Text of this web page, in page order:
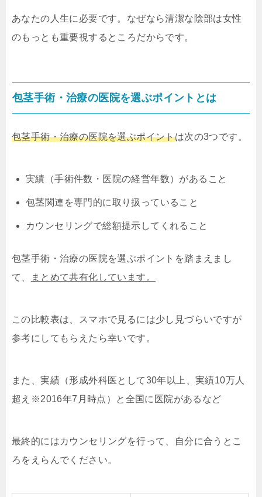
あなたの人生に必要です。なぜなら清潔な陰部は女性
のもっとも重要視するところだからです。
包茎手術・治療の医院を選ぶポイントとは
包茎手術・治療の医院を選ぶポイントは次の3つです。
実績（手術件数・医院の経営年数）があること
包茎関連を専門的に取り扱っていること
カウンセリングで総額提示してくれること
包茎手術・治療の医院を選ぶポイントを踏まえまし
て、
まとめて共有化しています。
この比較表は、スマホで見るには少し見づらいですが
参考にしてもらえたら幸いです。
また、実績（形成外科医として30年以上、実績10万人
超え※2016年7月時点）と全国に医院があるなど
最終的にはカウンセリングを行って、自分に合うとこ
ろをえらんでください。